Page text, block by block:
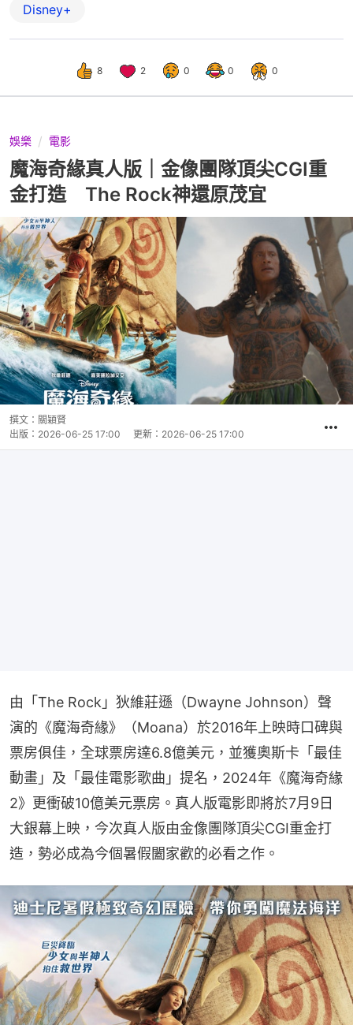
Disney+
8 2 0 0 0
娛樂 電影
魔海奇緣真人版｜金像團隊頂尖CGI重
金打造 The Rock神還原茂宜
撰文： 關穎賢
出版： 2026-06-25 17:00 更新： 2026-06-25 17:00
由「The Rock」狄維莊遜（Dwayne Johnson）聲
演的《魔海奇緣》（Moana）於2016年上映時口碑與
票房俱佳，全球票房達6.8億美元，並獲奧斯卡「最佳
動畫」及「最佳電影歌曲」提名，2024年《魔海奇緣
2》更衝破10億美元票房。真人版電影即將於7月9日
大銀幕上映，今次真人版由金像團隊頂尖CGI重金打
造，勢必成為今個暑假闔家歡的必看之作。